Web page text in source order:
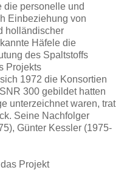
die personelle und
Einbeziehung von
holländischer
Häfele die
des Spaltstoffs
Projekts
1972 die Konsortien
300 gebildet hatten
unterzeichnet waren, trat
Seine Nachfolger
Günter Kessler (1975-
Projekt